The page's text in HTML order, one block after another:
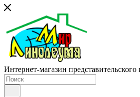
Интернет-магазин представительского